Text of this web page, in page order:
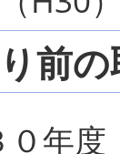
前
０年